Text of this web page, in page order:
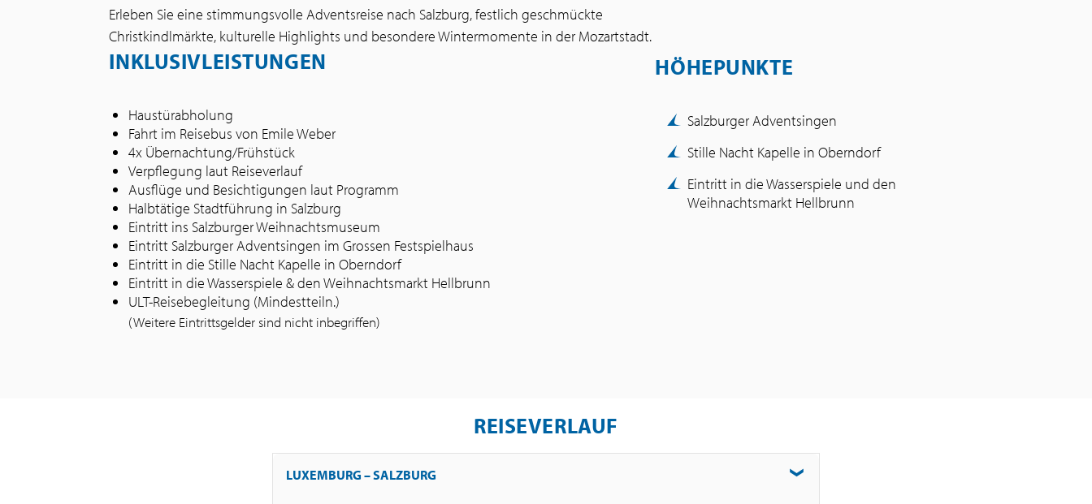
Erleben Sie eine stimmungsvolle Adventsreise nach Salzburg, festlich geschmückte
Christkindlmärkte, kulturelle Highlights und besondere Wintermomente in der Mozartstadt.
INKLUSIVLEISTUNGEN
Haustürabholung
Fahrt im Reisebus von Emile Weber
4x Übernachtung/Frühstück
Verpflegung laut Reiseverlauf
Ausflüge und Besichtigungen laut Programm
Halbtätige Stadtführung in Salzburg
Eintritt ins Salzburger Weihnachtsmuseum
Eintritt Salzburger Adventsingen im Grossen Festspielhaus
Eintritt in die Stille Nacht Kapelle in Oberndorf
Eintritt in die Wasserspiele & den Weihnachtsmarkt Hellbrunn
ULT-Reisebegleitung (Mindestteiln.)
(Weitere Eintrittsgelder sind nicht inbegriffen)
HÖHEPUNKTE
Salzburger Adventsingen
Stille Nacht Kapelle in Oberndorf
Eintritt in die Wasserspiele und den
Weihnachtsmarkt Hellbrunn
REISEVERLAUF
LUXEMBURG – SALZBURG